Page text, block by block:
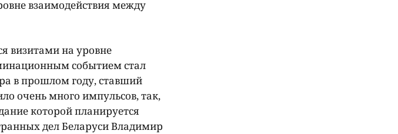
взаимодействия между
визитами на уровне
событием стал
в прошлом году, ставший
очень много импульсов, так,
которой планируется
дел Беларуси Владимир